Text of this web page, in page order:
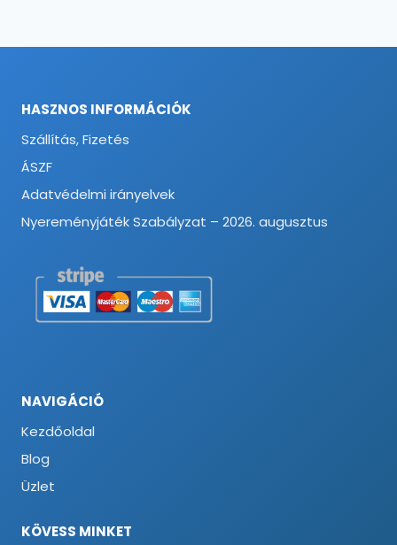
HASZNOS INFORMÁCIÓK
Szállítás, Fizetés
ÁSZF
Adatvédelmi irányelvek
Nyereményjáték Szabályzat – 2026. augusztus
NAVIGÁCIÓ
Kezdőoldal
Blog
Üzlet
KÖVESS MINKET